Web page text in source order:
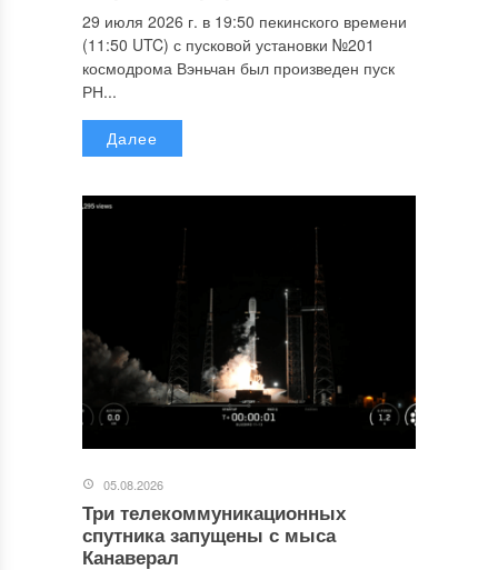
29 июля 2026 г. в 19:50 пекинского времени
(11:50 UTC) с пусковой установки №201
космодрома Вэньчан был произведен пуск
РН...
Далее
05.08.2026
Три телекоммуникационных
спутника запущены с мыса
Канаверал